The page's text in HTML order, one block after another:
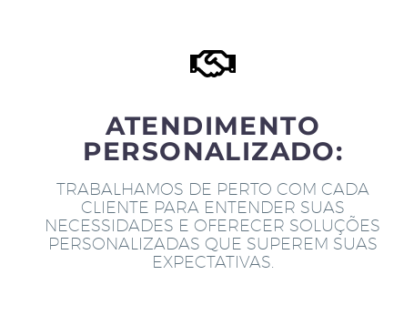
ATENDIMENTO
PERSONALIZADO:
TRABALHAMOS DE PERTO COM CADA
CLIENTE PARA ENTENDER SUAS
NECESSIDADES E OFERECER SOLUÇÕES
PERSONALIZADAS QUE SUPEREM SUAS
EXPECTATIVAS.